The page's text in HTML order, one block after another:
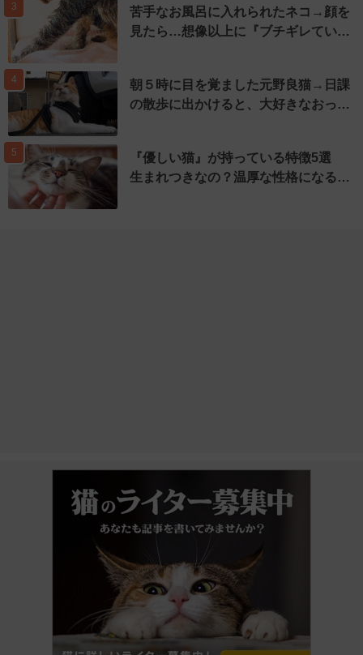
3
苦手なお風呂に入れられたネコ→顔を
見たら…想像以上に『ブチギレてい…
4
朝５時に目を覚ました元野良猫→日課
の散歩に出かけると、大好きなおっ…
5
『優しい猫』が持っている特徴5選
生まれつきなの？温厚な性格になる…